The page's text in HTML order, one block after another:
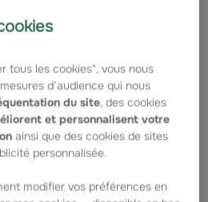
tous les cookies", vous nous
d’audience qui nous
du site, des cookies
et personnalisent votre
ainsi que des cookies de sites
personnalisée.
modifier vos préférences en